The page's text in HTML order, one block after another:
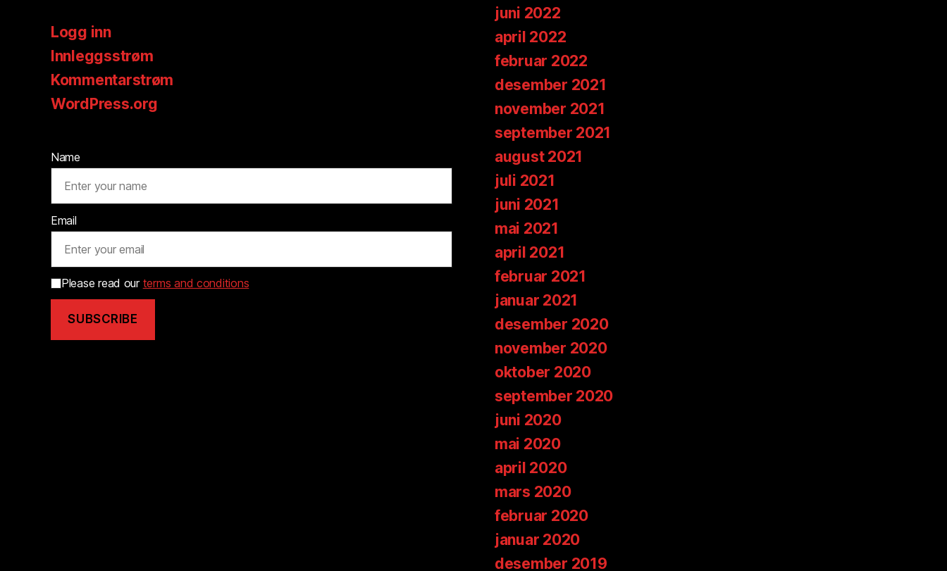
Logg inn
Innleggsstrøm
Kommentarstrøm
WordPress.org
Name
Email
Please read our terms and conditions
juni 2022
april 2022
februar 2022
desember 2021
november 2021
september 2021
august 2021
juli 2021
juni 2021
mai 2021
april 2021
februar 2021
januar 2021
desember 2020
november 2020
oktober 2020
september 2020
juni 2020
mai 2020
april 2020
mars 2020
februar 2020
januar 2020
desember 2019